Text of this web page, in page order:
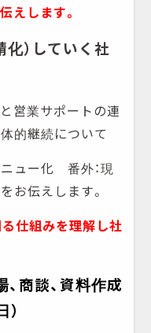
えします。
）していく社
営業サポートの連
的継続について
ュー化 番外：現
お伝えします。
仕組みを理解し社
商談、資料作成